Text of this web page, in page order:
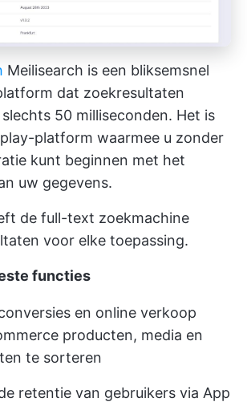
Meilisearch is een bliksemsnel
dat zoekresultaten
50 milliseconden. Het is
platform waarmee u zonder
kunt beginnen met het
uw gegevens.
de full-text zoekmachine
voor elke toepassing.
functies
en online verkoop
producten, media en
te sorteren
retentie van gebruikers via App